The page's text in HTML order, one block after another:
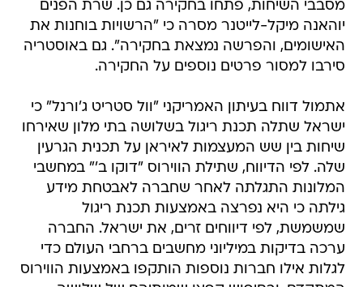
מסבבי השיחות, פתחו בחקירה גם כן. שרת הפנים
יוהאנה מיקל-לייטנר מסרה כי "הרשויות בוחנות את
האישומים, והפרשה נמצאת בחקירה". גם באוסטריה
סירבו למסור פרטים נוספים על החקירה.
אתמול דווח בעיתון האמריקני "וול סטריט ג'ורנל" כי
ישראל שתלה תכנת ריגול בשלושה בתי מלון שאירחו
שיחות בין שש המעצמות לאיראן על תכנית הגרעין
שלה. לפי הדיווח, שתילת הווירוס "דוקו ב'" במחשבי
המלונות התגלתה לאחר שחברה לאבטחת מידע
גילתה כי היא נפרצה באמצעות תכנת ריגול
שמשמשת, לפי דיווחים זרים, את ישראל. החברה
ערכה בדיקות במיליוני מחשבים ברחבי העולם כדי
לגלות אילו חברות נוספות הותקפו באמצעות הווירוס